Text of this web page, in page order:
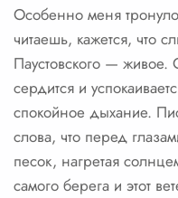
Особенно меня
читаешь, кажется, что
Паустовского —
сердится и
спокойное дыхание.
слова, что перед
песок, нагретая
самого берега и этот